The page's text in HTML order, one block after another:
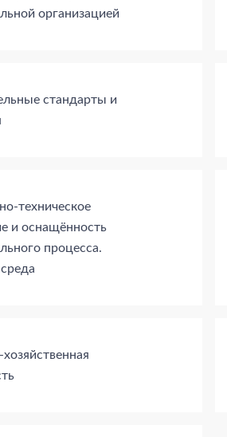
организацией
стандарты и
техническое
и оснащённость
процесса.